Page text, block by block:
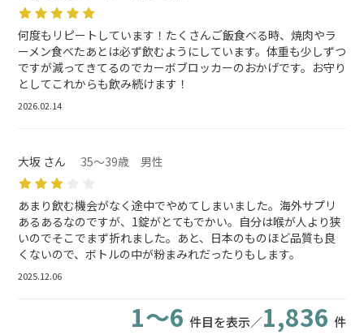
何度もリピートしています！たくさんご飯食べる時、焼肉やラ
ーメン食べたあとは必ず飲むようにしています。体重も少しずつ
ですが減ってきてるのでカーボブロッカーのおかげです。お守り
としてこれからも飲み続けます！
2026.02.14
大坂 さん 35～39歳 男性
あまり飲む機会がなく途中でやめてしまいました。海外サプリ
あるあるなのですが、1錠がとてもでかい。自分は喉が人より狭
いのでそこでまず折れました。あと、日本のものほど品質も良
くないので、ボトルの中が粉まみれだったりもします。
2025.12.06
1～6 件目を表示／1,836 件